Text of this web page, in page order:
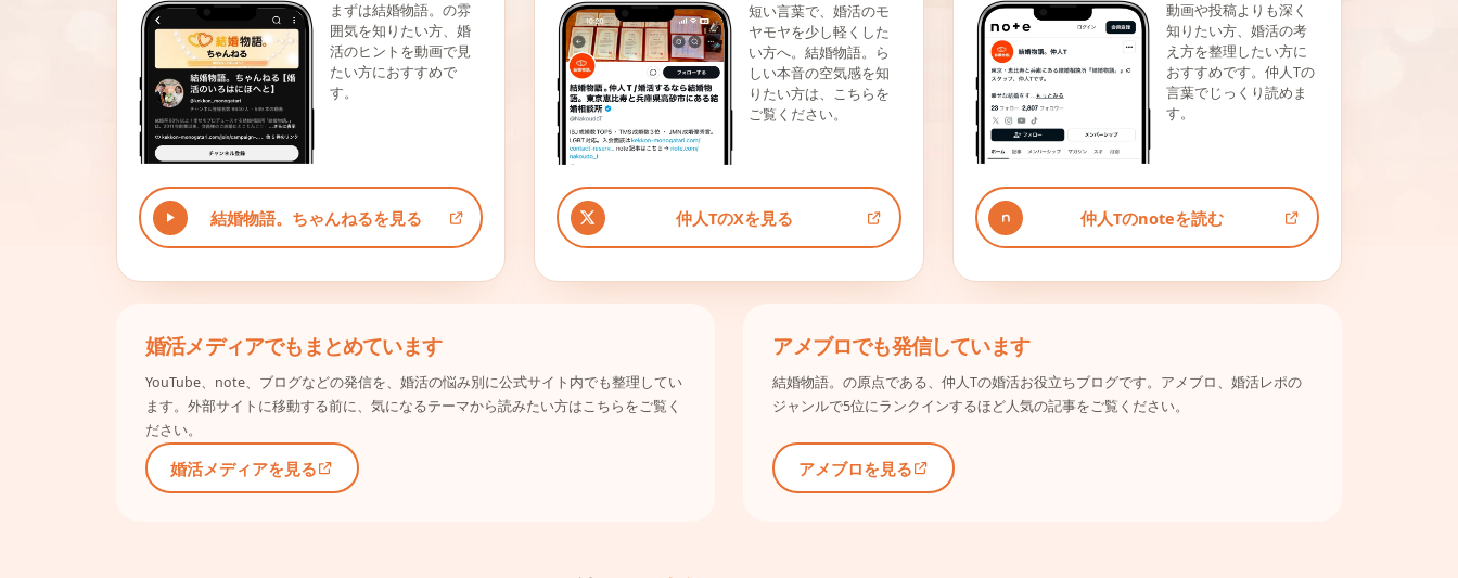
まずは結婚物語。の雰
囲気を知りたい方、婚
活のヒントを動画で見
たい方におすすめで
す。
結婚物語。ちゃんねるを見る
短い言葉で、婚活のモ
ヤモヤを少し軽くした
い方へ。結婚物語。ら
しい本音の空気感を知
りたい方は、こちらを
ご覧ください。
仲人TのXを見る
動画や投稿よりも深く
知りたい方、婚活の考
え方を整理したい方に
おすすめです。仲人Tの
言葉でじっくり読めま
す。
仲人Tのnoteを読む
婚活メディアでもまとめています
YouTube、note、ブログなどの発信を、婚活の悩み別に公式サイト内でも整理してい
ます。外部サイトに移動する前に、気になるテーマから読みたい方はこちらをご覧く
ださい。
婚活メディアを見る
アメブロでも発信しています
結婚物語。の原点である、仲人Tの婚活お役立ちブログです。アメブロ、婚活レポの
ジャンルで5位にランクインするほど人気の記事をご覧ください。
アメブロを見る